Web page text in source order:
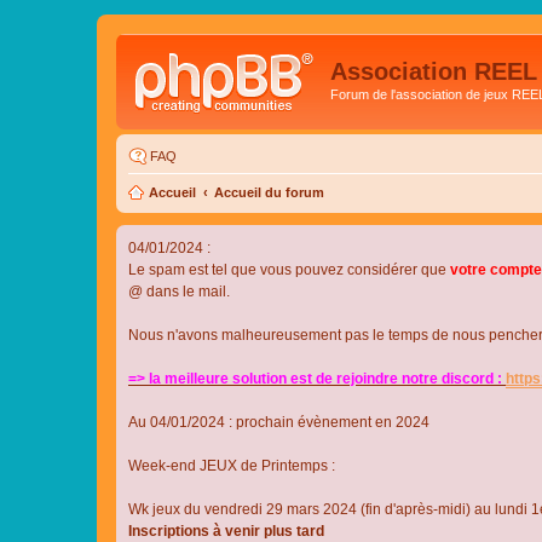
Association REEL
Forum de l'association de jeux REEL
FAQ
Accueil Accueil du forum
04/01/2024 :
Le spam est tel que vous pouvez considérer que votre
@ dans le mail.
Nous n'avons malheureusement pas le temps de nous
=> la meilleure solution est de rejoindre notre discord :
Au 04/01/2024 : prochain évènement en 2024
Week-end JEUX de Printemps :
Wk jeux du vendredi 29 mars 2024 (fin d'après-midi) au lundi
Inscriptions à venir plus tard